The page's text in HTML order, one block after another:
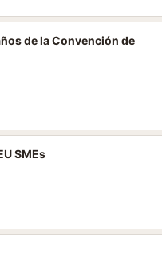
de la Convención de
SMEs